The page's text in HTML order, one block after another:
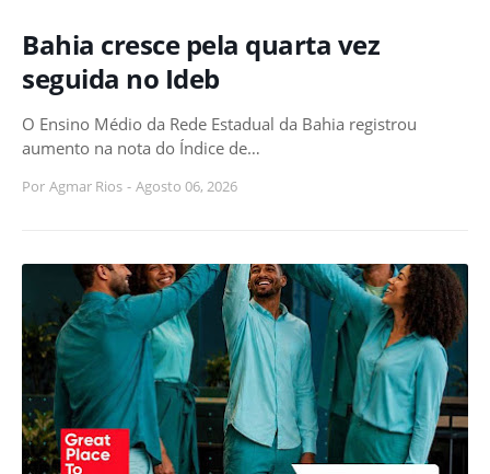
Bahia cresce pela quarta vez
seguida no Ideb
O Ensino Médio da Rede Estadual da Bahia registrou
aumento na nota do Índice de…
Por Agmar Rios - Agosto 06, 2026